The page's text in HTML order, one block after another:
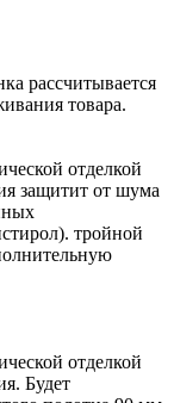
рассчитывается
товара.
отделкой
защитит от шума
тройной
отделкой
Будет